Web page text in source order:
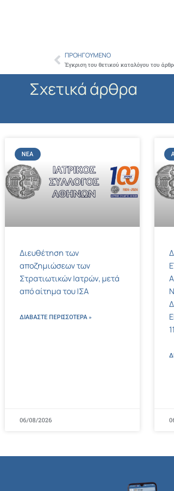
Prev
ΠΡΟΗΓΟΎΜΕΝΟ
Έγκριση του θετικού καταλόγου του
Σχετικά άρθρα
ΝΈΑ
Διευθέτηση των
αποζημιώσεων των
Στρατιωτικών Ιατρών, μετά
από αίτημα του ΙΣΑ
ΔΙΑΒΑΣΤΕ ΠΕΡΙΣΣΌΤΕΡΑ »
06/08/2026